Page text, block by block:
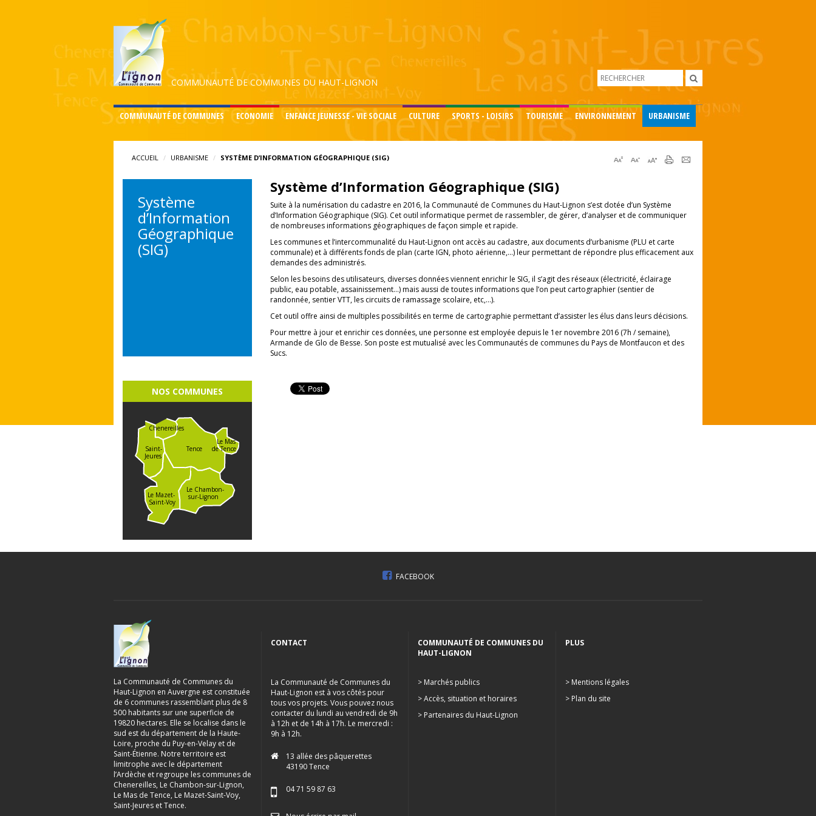
COMMUNAUTÉ DE COMMUNES DU HAUT-LIGNON
COMMUNAUTÉ DE COMMUNES ECONOMIE ENFANCE JEUNESSE - VIE SOCIALE CULTURE SPORTS - LOISIRS TOURISME ENVIRONNEMENT URBANISME
ACCUEIL URBANISME SYSTÈME D’INFORMATION GÉOGRAPHIQUE (SIG)
Système
d’Information
Géographique
(SIG)
NOS COMMUNES
Le Chambon-
sur-Lignon
Le Mazet-
Saint-Voy
Tence
Chenereilles
Saint-
Jeures
Le Mas
de Tence
Système d’Information Géographique (SIG)
Suite à la numérisation du cadastre en 2016, la Communauté de Communes du Haut-Lignon s’est dotée d’un Système
d’Information Géographique (SIG). Cet outil informatique permet de rassembler, de gérer, d’analyser et de communiquer
de nombreuses informations géographiques de façon simple et rapide.
Les communes et l’intercommunalité du Haut-Lignon ont accès au cadastre, aux documents d’urbanisme (PLU et carte
communale) et à différents fonds de plan (carte IGN, photo aérienne,…) leur permettant de répondre plus efficacement aux
demandes des administrés.
Selon les besoins des utilisateurs, diverses données viennent enrichir le SIG, il s’agit des réseaux (électricité, éclairage
public, eau potable, assainissement…) mais aussi de toutes informations que l’on peut cartographier (sentier de
randonnée, sentier VTT, les circuits de ramassage scolaire, etc,…).
Cet outil offre ainsi de multiples possibilités en terme de cartographie permettant d’assister les élus dans leurs décisions.
Pour mettre à jour et enrichir ces données, une personne est employée depuis le 1er novembre 2016 (7h / semaine),
Armande de Glo de Besse. Son poste est mutualisé avec les Communautés de communes du Pays de Montfaucon et des
Sucs.
FACEBOOK
La Communauté de Communes du
Haut-Lignon en Auvergne est constituée
de 6 communes rassemblant plus de 8
500 habitants sur une superficie de
19820 hectares. Elle se localise dans le
sud est du département de la Haute-
Loire, proche du Puy-en-Velay et de
Saint-Étienne. Notre territoire est
limitrophe avec le département
l’Ardèche et regroupe les communes de
Chenereilles, Le Chambon-sur-Lignon,
Le Mas de Tence, Le Mazet-Saint-Voy,
Saint-Jeures et Tence.
CONTACT
La Communauté de Communes du
Haut-Lignon est à vos côtés pour
tous vos projets. Vous pouvez nous
contacter du lundi au vendredi de 9h
à 12h et de 14h à 17h. Le mercredi :
9h à 12h.
13 allée des pâquerettes
43190 Tence
04 71 59 87 63
COMMUNAUTÉ DE COMMUNES DU
HAUT-LIGNON
> Marchés publics
> Accès, situation et horaires
> Partenaires du Haut-Lignon
PLUS
> Mentions légales
> Plan du site